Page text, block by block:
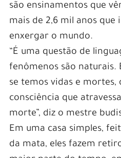
são ensinamentos que
mais de 2,6 mil anos
enxergar o mundo.
“É uma questão de
fenômenos são naturais.
se temos vidas e mortes,
consciência que
morte”, diz o mestre
Em uma casa simples,
da mata, eles fazem